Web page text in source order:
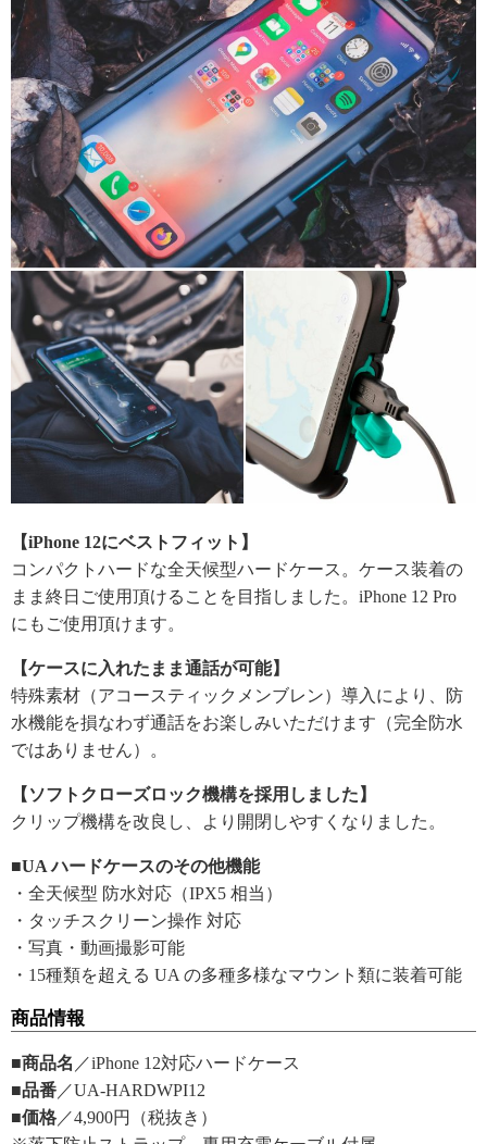
【iPhone 12にベストフィット】
コンパクトハードな全天候型ハードケース。ケース装着の
まま終日ご使用頂けることを目指しました。iPhone 12 Pro
にもご使用頂けます。
【ケースに入れたまま通話が可能】
特殊素材（アコースティックメンブレン）導入により、防
水機能を損なわず通話をお楽しみいただけます（完全防水
ではありません）。
【ソフトクローズロック機構を採用しました】
クリップ機構を改良し、より開閉しやすくなりました。
■UA ハードケースのその他機能
・全天候型 防水対応（IPX5 相当）
・タッチスクリーン操作 対応
・写真・動画撮影可能
・15種類を超える UA の多種多様なマウント類に装着可能
商品情報
■商品名 ／iPhone 12対応ハードケース
■品番 ／UA-HARDWPI12
■価格 ／4,900円（税抜き）